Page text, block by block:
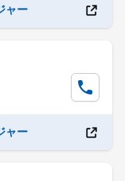
ャー
ャー